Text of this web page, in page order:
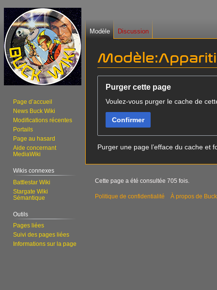
navigation
recherche
Purger cette page
Voulez-vous purger le cache de
Confirmer
Purger une page l’efface du cache et
Modèle Discussion
Page d’accueil
News Buck Wiki
Modifications récentes
Portails
Page au hasard
Aide concernant
MediaWiki
Wikis connexes
Battlestar Wiki
Stargate Wiki
Sémantique
Outils
Pages liées
Suivi des pages liées
Informations sur la page
Cette page a été consultée 705 fois.
Politique de confidentialité À propos de